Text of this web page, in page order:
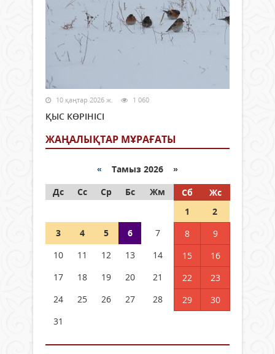
10 қаңтар 2026 ж. 1 060
ҚЫС КӨРІНІСІ
ЖАҢАЛЫҚТАР МҰРАҒАТЫ
« Тамыз 2026 »
Дс
Сс Ср Бс Жм Сб
Жс
1
2
3
4 5 6 7 8
9
10
11 12 13 14 15
16
17
18 19 20 21 22
23
24
25 26 27 28 29
30
31